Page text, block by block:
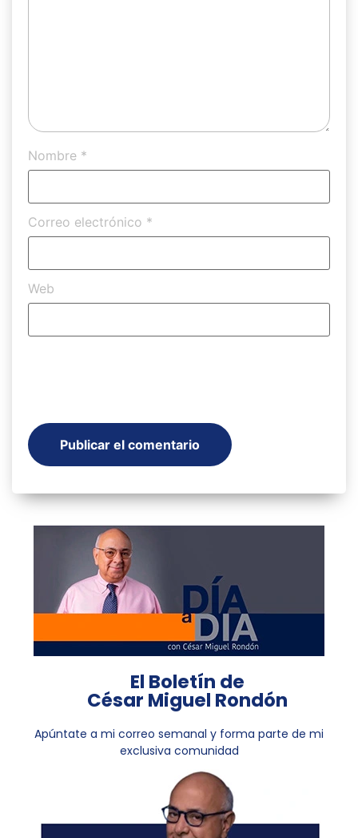
Nombre *
Correo electrónico *
Web
El Boletín de
César Miguel Rondón
Apúntate a mi correo semanal y forma parte de mi
exclusiva comunidad